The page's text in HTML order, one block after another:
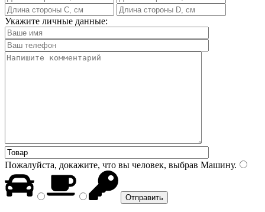
Укажите личные данные:
Пожалуйста, докажите, что вы человек, выбрав Машину.